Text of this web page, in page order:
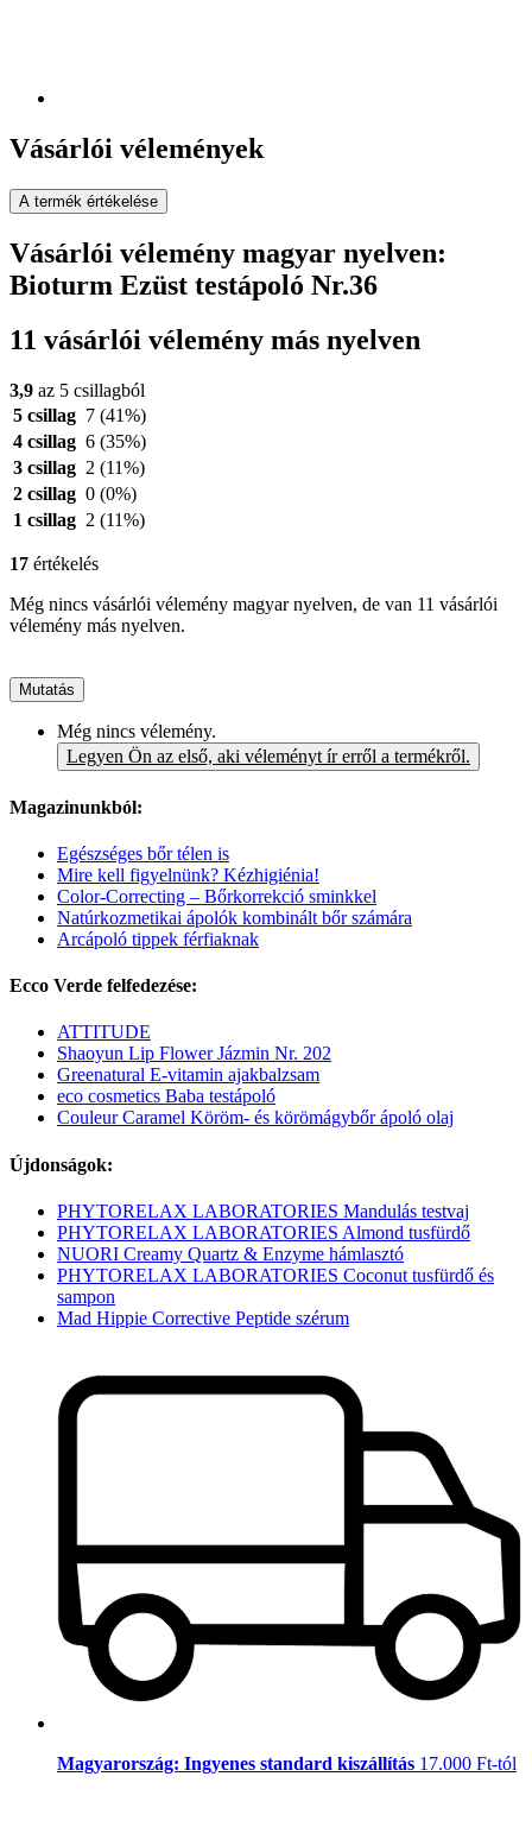
Vásárlói vélemények
A termék értékelése
Vásárlói vélemény magyar nyelven:
Bioturm Ezüst testápoló Nr.36
11 vásárlói vélemény más nyelven
3,9 az 5 csillagból
5 csillag 7 (41%)
4 csillag 6 (35%)
3 csillag 2 (11%)
2 csillag 0 (0%)
1 csillag 2 (11%)
17 értékelés
Még nincs vásárlói vélemény magyar nyelven, de van 11 vásárlói
vélemény más nyelven.
Mutatás
Még nincs vélemény.
Legyen Ön az első, aki véleményt ír erről a termékről.
Magazinunkból:
Egészséges bőr télen is
Mire kell figyelnünk? Kézhigiénia!
Color-Correcting – Bőrkorrekció sminkkel
Natúrkozmetikai ápolók kombinált bőr számára
Arcápoló tippek férfiaknak
Ecco Verde felfedezése:
ATTITUDE
Shaoyun Lip Flower Jázmin Nr. 202
Greenatural E-vitamin ajakbalzsam
eco cosmetics Baba testápoló
Couleur Caramel Köröm- és körömágybőr ápoló olaj
Újdonságok:
PHYTORELAX LABORATORIES Mandulás testvaj
PHYTORELAX LABORATORIES Almond tusfürdő
NUORI Creamy Quartz & Enzyme hámlasztó
PHYTORELAX LABORATORIES Coconut tusfürdő és
sampon
Mad Hippie Corrective Peptide szérum
Magyarország: Ingyenes standard kiszállítás 17.000 Ft-tól